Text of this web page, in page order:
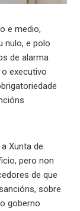
e medio,
nulo, e polo
de alarma
executivo
Xunta de
pero non
de que
sobre
goberno